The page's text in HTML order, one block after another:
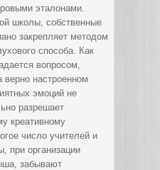
эталонами.
школы, собственные
закрепляет методом
способа. Как
вопросом,
верно настроенном
эмоций не
разрешает
креативному
число учителей и
при организации
забывают